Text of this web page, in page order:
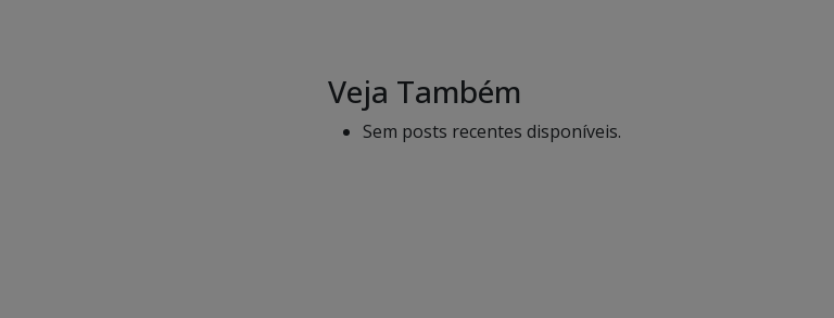
Veja Também
Sem posts recentes disponíveis.